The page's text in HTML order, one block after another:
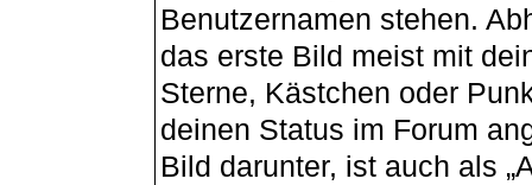
Benutzernamen stehen.
das erste Bild meist mit
Sterne, Kästchen oder
deinen Status im Forum
Bild darunter, ist auch als